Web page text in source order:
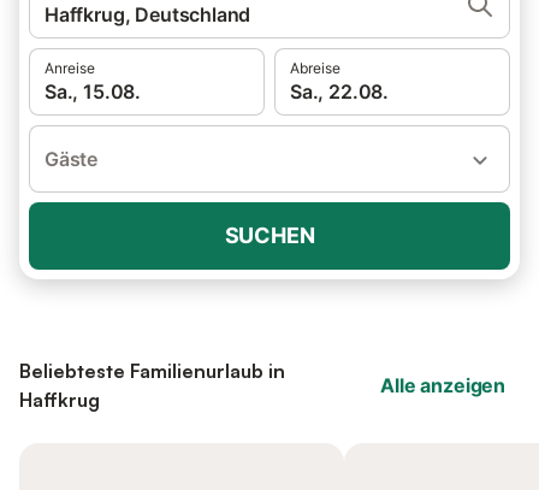
Haffkrug, Deutschland
Anreise
Sa., 15.08.
Abreise
Sa., 22.08.
Gäste
SUCHEN
Beliebteste Familienurlaub in
Haffkrug
Alle anzeigen